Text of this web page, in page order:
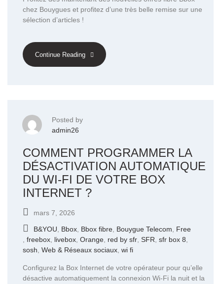
chez Bouygues et profitez d’une très belle remise sur une
sélection d’articles !
Continue Reading
Posted by
admin26
COMMENT PROGRAMMER LA
DÉSACTIVATION AUTOMATIQUE
DU WI-FI DE VOTRE BOX
INTERNET ?
mars 7, 2026
B&YOU Bbox Bbox fibre Bouygue Telecom
Free
freebox livebox Orange red by sfr SFR sfr box 8
sosh Web & Réseaux sociaux wi fi
Configurez la Box Internet de votre opérateur pour qu’elle
désactive automatiquement la connexion Wi-Fi la nuit et la